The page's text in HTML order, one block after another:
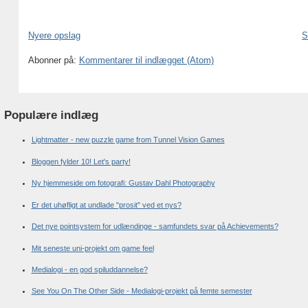
Nyere opslag
Abonner på: Kommentarer til indlægget (Atom)
Populære indlæg
Lightmatter - new puzzle game from Tunnel Vision Games
Bloggen fylder 10! Let's party!
Ny hjemmeside om fotografi: Gustav Dahl Photography
Er det uhøfligt at undlade "prosit" ved et nys?
Det nye pointsystem for udlændinge - samfundets svar på Achievements?
Mit seneste uni-projekt om game feel
Medialogi - en god spiluddannelse?
See You On The Other Side - Medialogi-projekt på femte semester